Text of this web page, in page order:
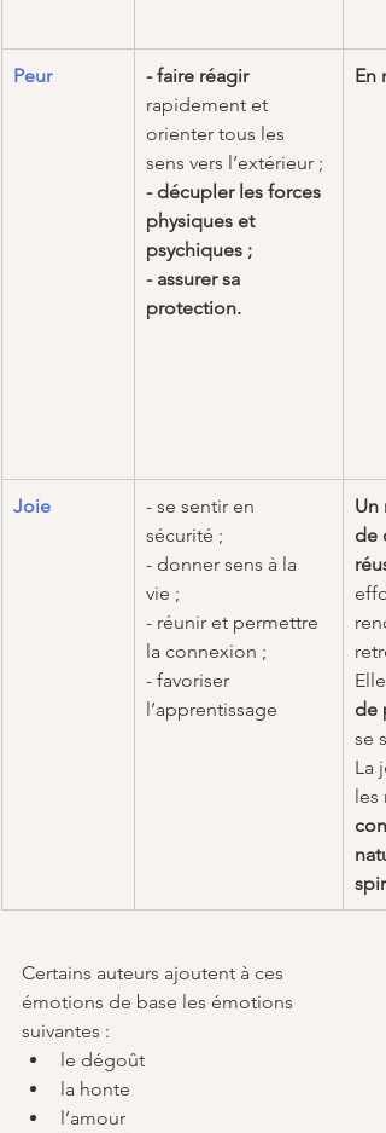
Peur
- faire réagir
rapidement et
orienter tous les
sens vers l’extérieur ;
- décupler les forces
physiques et
psychiques ;
- assurer sa
protection.
En
Joie
- se sentir en
sécurité ;
- donner sens à la
vie ;
- réunir et permettre
la connexion ;
- favoriser
l’apprentissage
Un
de
de
se
La
les
Certains auteurs ajoutent à ces
émotions de base les émotions
suivantes :
le dégoût
la honte
l’amour